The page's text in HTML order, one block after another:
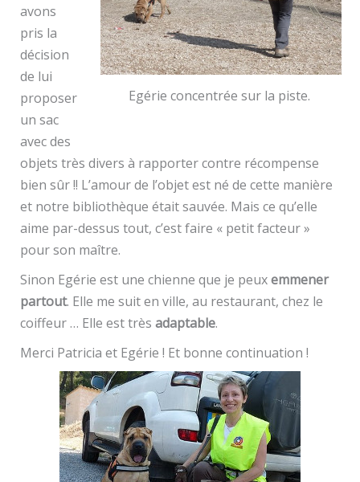
Egérie concentrée sur la piste.
avons
pris la
décision
de lui
proposer
un sac
avec des
objets très divers à rapporter contre récompense
bien sûr !! L’amour de l’objet est né de cette manière
et notre bibliothèque était sauvée. Mais ce qu’elle
aime par-dessus tout, c’est faire « petit facteur »
pour son maître.
Sinon Egérie est une chienne que je peuxemmener
partout. Elle me suit en ville, au restaurant, chez le
coiffeur … Elle est très adaptable.
Merci Patricia et Egérie ! Et bonne continuation !